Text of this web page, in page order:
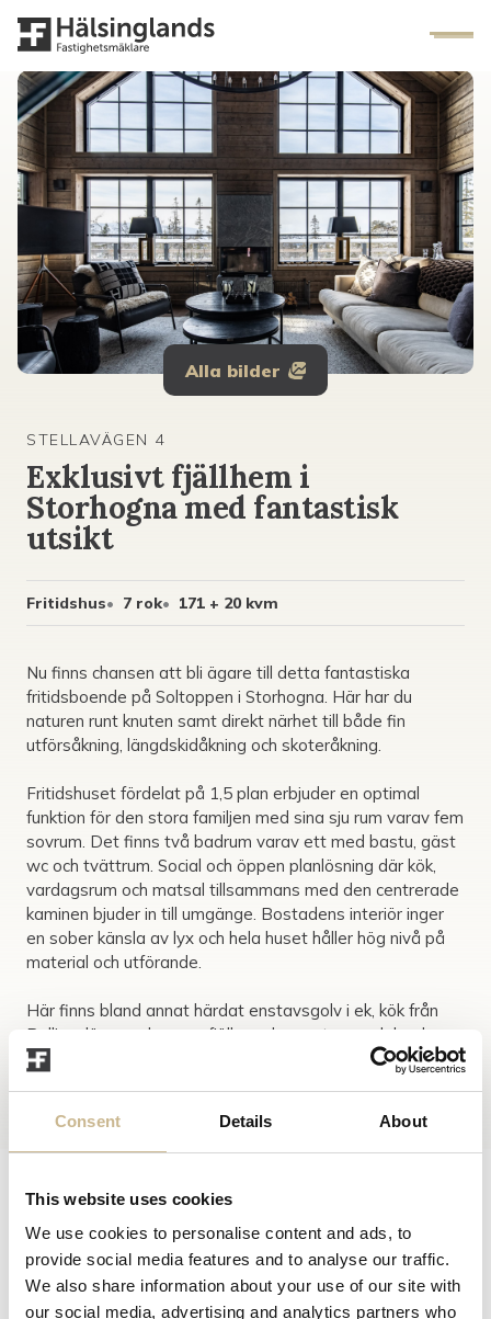
Consent Details About
This website uses cookies
We use cookies to personalise content and ads, to
provide social media features and to analyse our traffic.
We also share information about your use of our site with
our social media, advertising and analytics partners who
Alla bilder
STELLAVÄGEN 4
Exklusivt fjällhem i
Storhogna med fantastisk
utsikt
Fritidshus 7 rok 171 + 20 kvm
Nu finns chansen att bli ägare till detta fantastiska
fritidsboende på Soltoppen i Storhogna. Här har du
naturen runt knuten samt direkt närhet till både fin
utförsåkning, längdskidåkning och skoteråkning.
Fritidshuset fördelat på 1,5 plan erbjuder en optimal
funktion för den stora familjen med sina sju rum varav fem
sovrum. Det finns två badrum varav ett med bastu, gäst
wc och tvättrum. Social och öppen planlösning där kök,
vardagsrum och matsal tillsammans med den centrerade
kaminen bjuder in till umgänge. Bostadens interiör inger
en sober känsla av lyx och hela huset håller hög nivå på
material och utförande.
Här finns bland annat härdat enstavsgolv i ek, kök från
Ballingslöv, grovhuggen fjällpanel, armaturer och beslag
från Buster & Punch, appstyrd belysning samt duschar
Storhogna är ett expan...
Visa mer
Joakim
Westerlind
Ansvarig mäklare
Ställ en fråga